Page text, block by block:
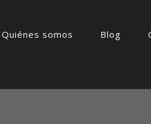
Quiénes somos Blog